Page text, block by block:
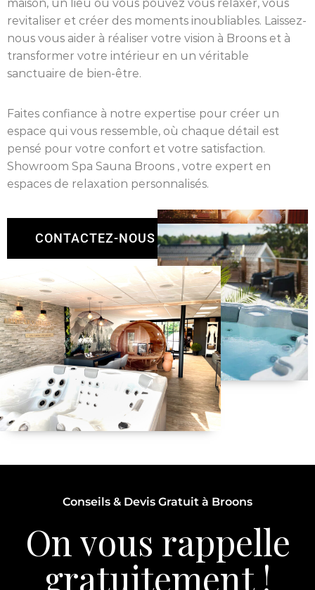
maison, un lieu où vous pouvez vous relaxer, vous
revitaliser et créer des moments inoubliables. Laissez-
nous vous aider à réaliser votre vision à Broons et à
transformer votre intérieur en un véritable
sanctuaire de bien-être.
Faites confiance à notre expertise pour créer un
espace qui vous ressemble, où chaque détail est
pensé pour votre confort et votre satisfaction.
Showroom Spa Sauna Broons , votre expert en
espaces de relaxation personnalisés.
CONTACTEZ-NOUS
Conseils & Devis Gratuit à Broons
On vous rappelle
gratuitement !